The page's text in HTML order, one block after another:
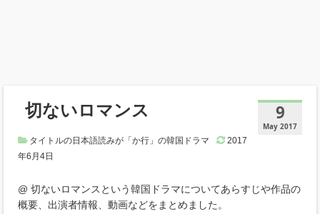
9
May 2017
切ないロマンス
タイトルの日本語読みが「か行」の韓国ドラマ
2017
年6月4日
@ 切ないロマンスという韓国ドラマについてあらすじや作品の
概要、出演者情報、動画などをまとめました。